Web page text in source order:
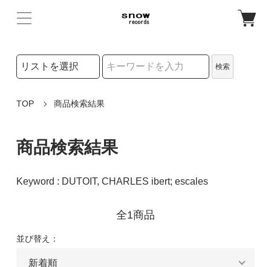
検索リストの選択
検索
TOP 商品検索結果
商品検索結果
Keyword : DUTOIT, CHARLES ibert; escales
全1商品
並び替え：